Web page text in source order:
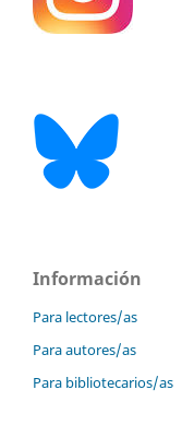
Información
Para lectores/as
Para autores/as
Para bibliotecarios/as